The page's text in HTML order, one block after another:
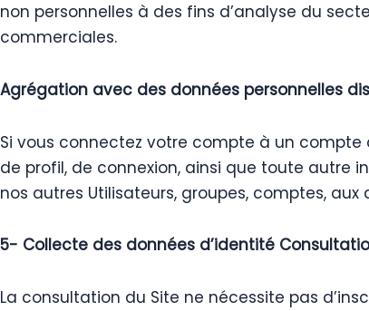
non personnelles à des fins d’analyse du
commerciales.
Agrégation avec des données personnelles
Si vous connectez votre compte à un
de profil, de connexion, ainsi que toute autre
nos autres Utilisateurs, groupes, comptes, aux
5- Collecte des données d’identité
La consultation du Site ne nécessite pas